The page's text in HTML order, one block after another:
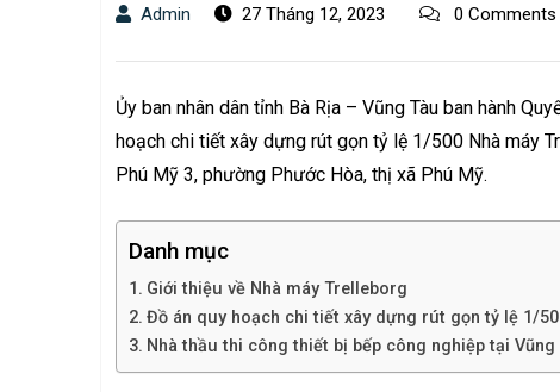
Admin 27 Tháng 12, 2023 0 Comments
Ủy ban nhân dân tỉnh Bà Rịa – Vũng Tàu ban hành
hoạch chi tiết xây dựng rút gọn tỷ lệ 1/500 Nhà máy
Phú Mỹ 3, phường Phước Hòa, thị xã Phú Mỹ.
Danh mục
Giới thiệu về Nhà máy Trelleborg
Đồ án quy hoạch chi tiết xây dựng rút gọn tỷ lệ 1/
Nhà thầu thi công thiết bị bếp công nghiệp tại Vũng